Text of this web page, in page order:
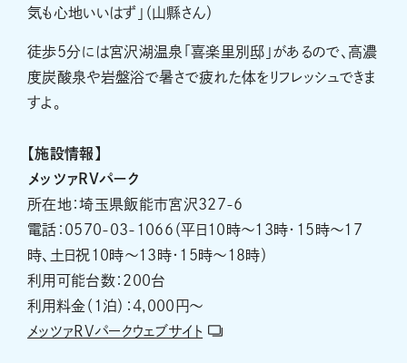
気も心地いいはず」（山縣さん）
徒歩5分には宮沢湖温泉「喜楽里別邸」があるので、高濃
度炭酸泉や岩盤浴で暑さで疲れた体をリフレッシュできま
すよ。
【施設情報】
メッツァRVパーク
所在地：埼玉県飯能市宮沢327-6
電話：0570-03-1066（平日10時～13時・15時～17
時、土日祝10時～13時・15時～18時）
利用可能台数：200台
利用料金（1泊）：4,000円～
メッツァRVパークウェブサイト